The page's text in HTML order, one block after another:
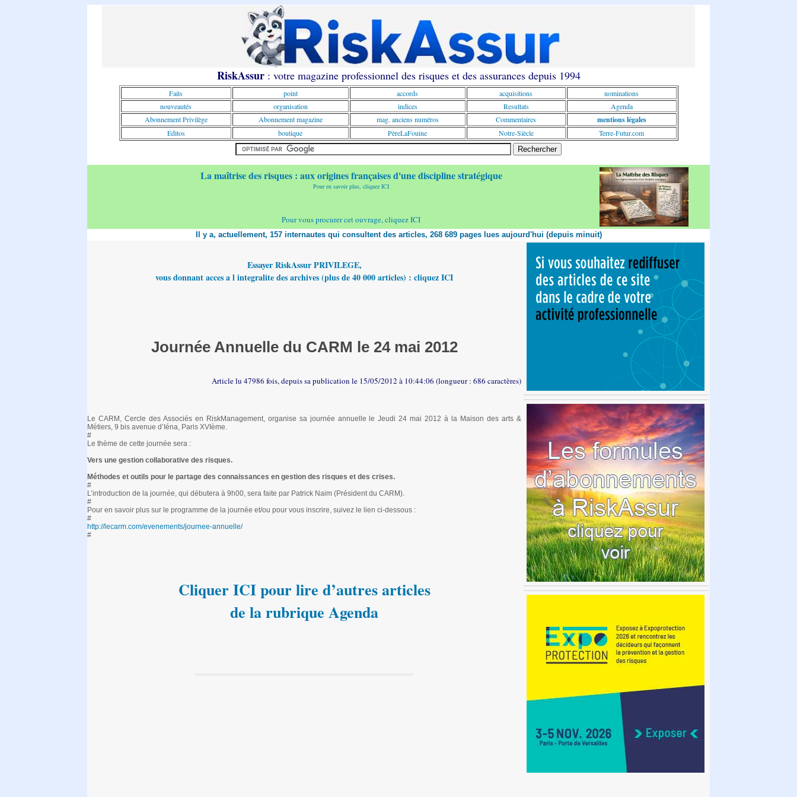
RiskAssur: votre magazine professionnel des risques et des assurances depuis 1994
Faits point accords acquisitions
nominations
nouveautés
organisation indices Resultats
Agenda
Abonnement Privilège
Abonnement magazine mag. anciens numéros Commentaires mentions légales
Editos boutique PèreLaFouine Notre-Siècle Terre-Futur.com
La maîtrise des risques : aux origines françaises d'une discipline stratégique
Pour en savoir plus, cliquez ICI
Pour vous procurer cet ouvrage, cliquez ICI
Il y a, actuellement, 157 internautes qui consultent des articles, 268 689 pages lues aujourd'hui (depuis minuit)
Essayer RiskAssur PRIVILEGE,
vous donnant acces a l integralite des archives (plus de 40 000 articles) : cliquez ICI
Journée Annuelle du CARM le 24 mai 2012
Article lu 47986 fois, depuis sa publication le 15/05/2012 à 10:44:06 (longueur : 686 caractères)
Le CARM, Cercle des Associés en RiskManagement, organise sa journée annuelle le Jeudi 24 mai 2012 à la Maison des arts &
Métiers, 9 bis avenue d’Iéna, Paris XVIème.
#
Le thème de cette journée sera :
Vers une gestion collaborative des risques.
Méthodes et outils pour le partage des connaissances en gestion des risques et des crises.
#
L’introduction de la journée, qui débutera à 9h00, sera faite par Patrick Naim (Président du CARM).
#
Pour en savoir plus sur le programme de la journée et/ou pour vous inscrire, suivez le lien ci-dessous :
#
http://lecarm.com/evenements/journee-annuelle/
#
Cliquer ICI pour lire d’autres articles
de la rubrique Agenda